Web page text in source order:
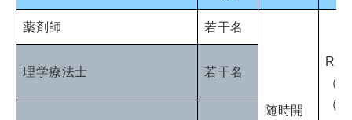
薬剤師 若干名
随時開
R7
（
（
理学療法士 若干名